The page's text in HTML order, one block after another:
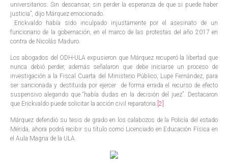
universitarios. Sin descansar, sin perder la esperanza de que si puede haber
justicia”, dijo Márquez emocionado.
Erickvaldo había sido inculpado injustamente por el asesinato de un
funcionario de la gobernación, en el marco de las protestas del año 2017 en
contra de Nicolás Maduro.
Los abogados del ODH-ULA expusieron que Márquez recuperó la libertad que
nunca debió perder, además señalaron que debe iniciarse un proceso de
investigación a la Fiscal Cuarta del Ministerio Público, Lupe Fernández, para
ser sancionada y destituida por ejercer de forma errada el recurso de efecto
suspensivo alegando que “había dudas en la decisión del juez”. Destacaron
que Erickvaldo puede solicitar la acción civil reparatoria. [2]
Márquez defendió su tesis de grado en los calabozos de la Policía del estado
Mérida, ahora podrá recibir su título como Licenciado en Educación Física en
el Aula Magna de la ULA.